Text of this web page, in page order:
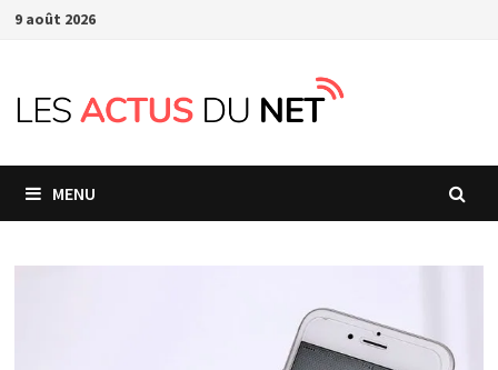
Passer
9 août 2026
MENU